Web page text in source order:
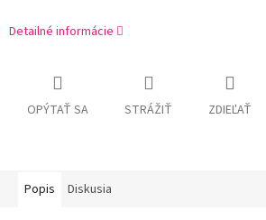
Detailné informácie
OPÝTAŤ SA STRÁŽIŤ ZDIEĽAŤ
Popis Diskusia